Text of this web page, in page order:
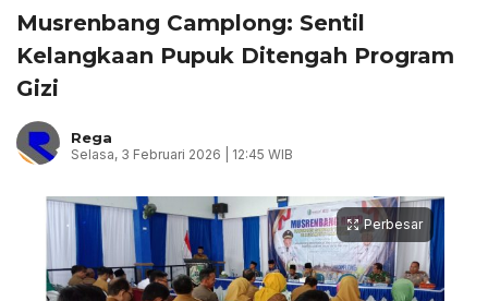
Musrenbang Camplong: Sentil
Kelangkaan Pupuk Ditengah Program
Gizi
Rega
Selasa, 3 Februari 2026 | 12:45 WIB
Perbesar